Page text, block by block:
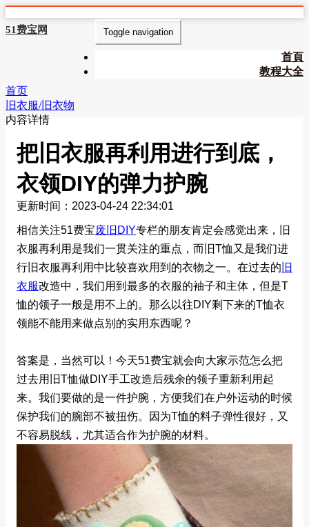
51费宝网 Toggle navigation
首頁
教程大全
首页
旧衣服/旧衣物
内容详情
把旧衣服再利用进行到底，
衣领DIY的弹力护腕
更新时间：2023-04-24 22:34:01
相信关注51费宝废旧DIY专栏的朋友肯定会感觉出来，旧
衣服再利用是我们一贯关注的重点，而旧T恤又是我们进
行旧衣服再利用中比较喜欢用到的衣物之一。在过去的 旧
衣服改造中，我们用到最多的衣服的袖子和主体，但是T
恤的领子一般是用不上的。那么以往DIY剩下来的T恤衣
领能不能用来做点别的实用东西呢？
答案是，当然可以！今天51费宝就会向大家示范怎么把
过去用旧T恤做DIY手工改造后残余的领子重新利用起
来。我们要做的是一件护腕，方便我们在户外运动的时候
保护我们的腕部不被扭伤。因为T恤的料子弹性很好，又
不容易脱线，尤其适合作为护腕的材料。